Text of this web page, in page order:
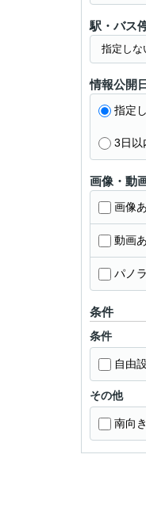
駅・バス
情報公開日
指定
3日以
画像・動
画像
動画
パノ
条件
条件
自由
その他
南向き